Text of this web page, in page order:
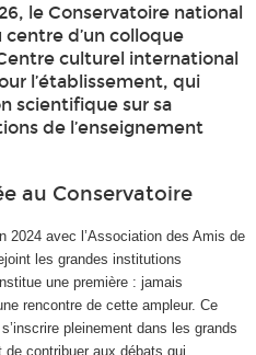
le Conservatoire national
d’un colloque
culturel international
l’établissement, qui
scientifique sur sa
de l’enseignement
au Conservatoire
2024 avec l’Association des Amis de
les grandes institutions
une première : jamais
rencontre de cette ampleur. Ce
pleinement dans les grands
contribuer aux débats qui